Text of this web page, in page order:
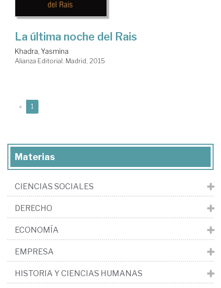
La última noche del Rais
Khadra, Yasmina
Alianza Editorial. Madrid, 2015
« 1
Materias
CIENCIAS SOCIALES
DERECHO
ECONOMÍA
EMPRESA
HISTORIA Y CIENCIAS HUMANAS